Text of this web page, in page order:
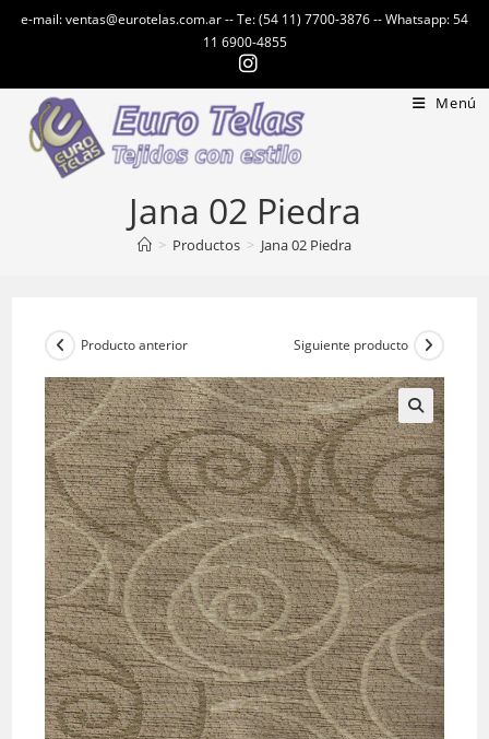
e-mail: ventas@eurotelas.com.ar -- Te: (54 11) 7700-3876 -- Whatsapp: 54
11 6900-4855
Menú
Jana 02 Piedra
> Productos > Jana 02 Piedra
Producto anterior Siguiente producto